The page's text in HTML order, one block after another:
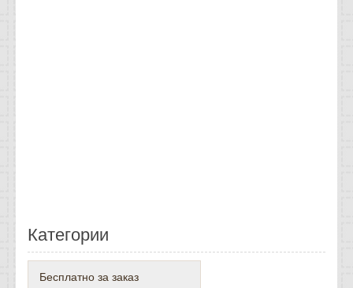
Категории
Бесплатно за заказ